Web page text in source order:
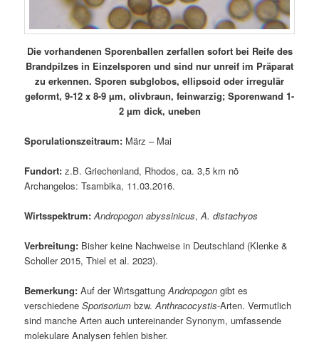
Die vorhandenen Sporenballen zerfallen sofort bei Reife des
Brandpilzes in Einzelsporen und sind nur unreif im Präparat
zu erkennen. Sporen subglobos, ellipsoid oder irregulär
geformt, 9-12 x 8-9 µm, olivbraun, feinwarzig; Sporenwand 1-
2 µm dick, uneben
Sporulationszeitraum: März – Mai
Fundort: z.B. Griechenland, Rhodos, ca. 3,5 km nö
Archangelos: Tsambika, 11.03.2016.
Wirtsspektrum: Andropogon abyssinicus,A. distachyos
Verbreitung: Bisher keine Nachweise in Deutschland (Klenke &
Scholler 2015, Thiel et al. 2023).
Bemerkung: Auf der WirtsgattungAndropogongibt es
verschiedeneSporisoriumbzw.Anthracocystis-Arten. Vermutlich
sind manche Arten auch untereinander Synonym, umfassende
molekulare Analysen fehlen bisher.